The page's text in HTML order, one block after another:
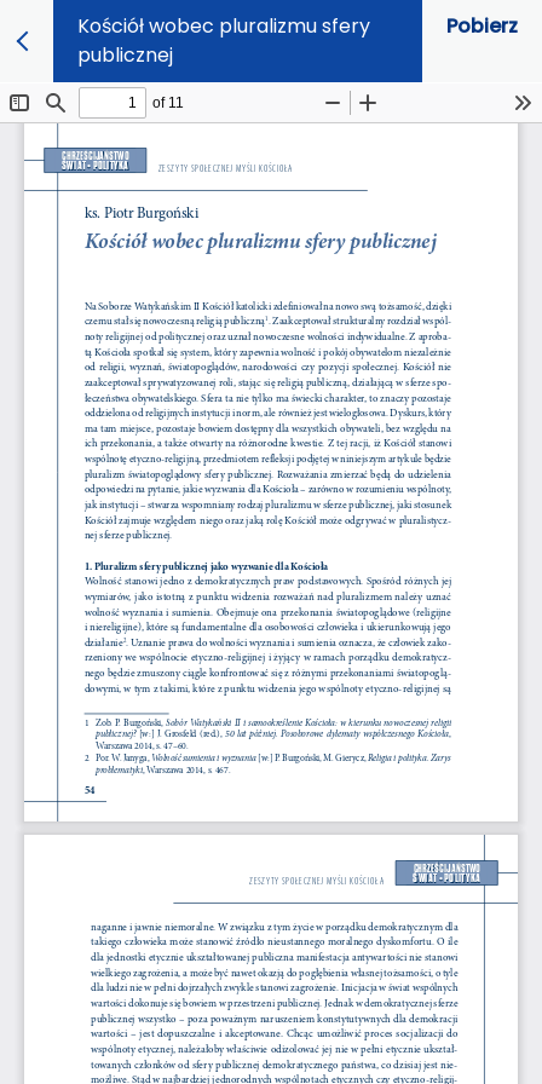
Kościół wobec pluralizmu sfery
publicznej
Pobierz